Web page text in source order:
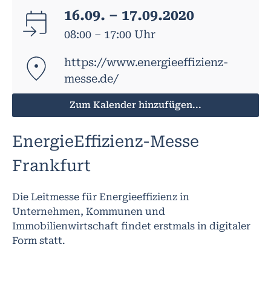
16.09. – 17.09.2020
08:00 – 17:00 Uhr
https://www.energieeffizienz-
messe.de/
Zum Kalender hinzufügen...
EnergieEffizienz-Messe
Frankfurt
Die Leitmesse für Energieeffizienz in
Unternehmen, Kommunen und
Immobilienwirtschaft findet erstmals in digitaler
Form statt.